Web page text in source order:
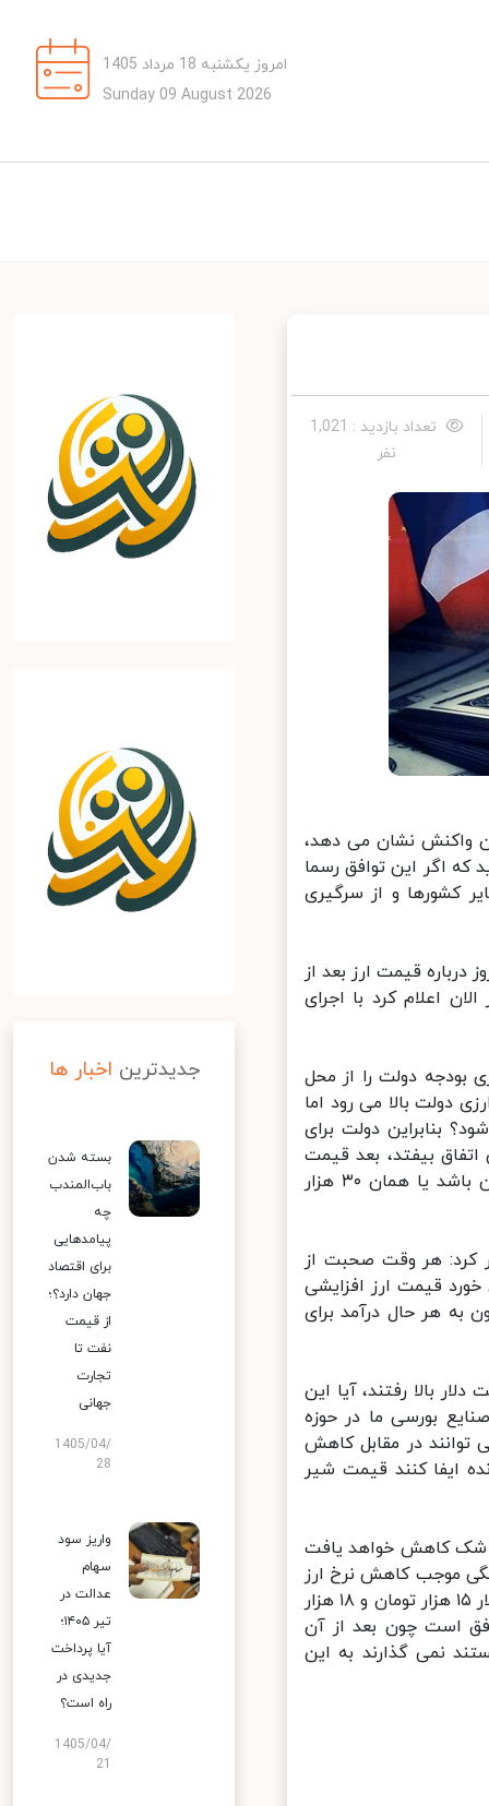
امروز یکشنبه 18 مرداد 1405
Sunday 09 August 2026
تعداد بازدید : 1,021
نفر
واکنش نشان می دهد،
اگر این توافق رسما
کشورها و از سرگیری
قیمت ارز بعد از
اعلام کرد با اجرای
دولت را از محل
دولت بالا می رود اما
بنابراین دولت برای
بیفتد، بعد قیمت
دلار مشخص می شود، حالا ممکن است آن موقع قیمت دلار ۱۸ هزار تومان باشد یا همان ۳۰ هزار
کرد: هر وقت صحبت از
قیمت ارز افزایشی
هر حال درآمد برای
بالا رفتند، آیا این
بورسی ما در حوزه
در مقابل کاهش
ایفا کنند قیمت شیر
شک کاهش خواهد یافت
موجب کاهش نرخ ارز
در بازار شود اشتباه است. مگر میزان دلار خانگی چقدر است؟ کسانی که از دلار ۱۵ هزار تومان و ۱۸ هزار
است چون بعد از آن
نمی گذارند به این
جدیدترین اخبار ها
بسته شدن
باب‌المندب
چه
پیامدهایی
برای اقتصاد
جهان دارد؟؛
از قیمت
نفت تا
تجارت
جهانی
1405/04/
28
واریز سود
سهام
عدالت در
تیر ۱۴۰۵؛
آیا پرداخت
جدیدی در
راه است؟
1405/04/